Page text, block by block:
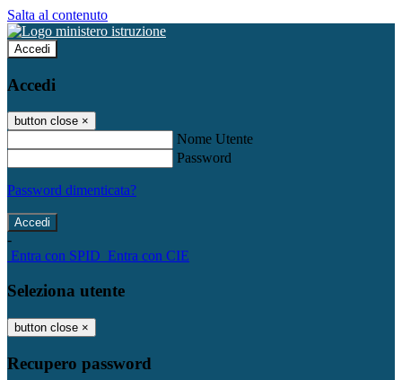
Salta al contenuto
Accedi
Accedi
button close ×
Nome Utente
Password
Password dimenticata?
-
Entra con SPID Entra con CIE
Seleziona utente
button close ×
Recupero password